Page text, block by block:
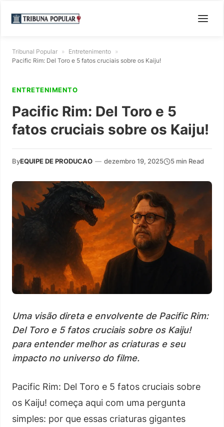
Tribunal Popular » Entretenimento »
Pacific Rim: Del Toro e 5 fatos cruciais sobre os Kaiju!
ENTRETENIMENTO
Pacific Rim: Del Toro e 5
fatos cruciais sobre os Kaiju!
ByEQUIPE DE PRODUCAO — dezembro 19, 2025 5 min Read
Uma visão direta e envolvente de Pacific Rim:
Del Toro e 5 fatos cruciais sobre os Kaiju!
para entender melhor as criaturas e seu
impacto no universo do filme.
Pacific Rim: Del Toro e 5 fatos cruciais sobre
os Kaiju! começa aqui com uma pergunta
simples: por que essas criaturas gigantes